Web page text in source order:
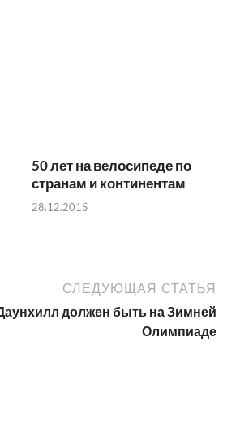
50 лет на велосипеде по
странам и континентам
28.12.2015
СЛЕДУЮЩАЯ СТАТЬЯ
должен быть на Зимней
Олимпиаде